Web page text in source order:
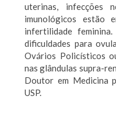
uterinas,
imunológicos estão
infertilidade
dificuldades para
Ovários Policísticos
nas glândulas supra-
Doutor em Medicina
USP.